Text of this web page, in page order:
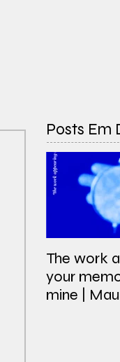
Posts Em
The work
your
mine |